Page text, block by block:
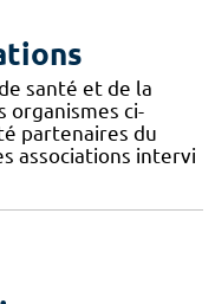
santé et de la
organismes ci-
partenaires du
associations intervi